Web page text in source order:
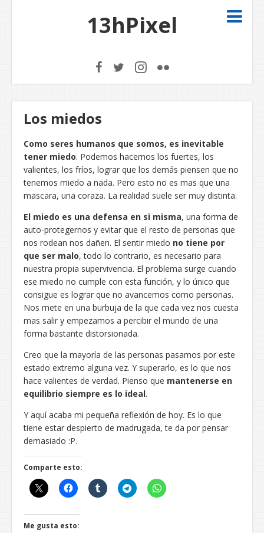
13hPixel
Los miedos
Como seres humanos que somos, es inevitable
tener miedo. Podemos hacernos los fuertes, los
valientes, los fríos, lograr que los demás piensen que no
tenemos miedo a nada. Pero esto no es mas que una
mascara, una coraza. La realidad suele ser muy distinta.
El miedo es una defensa en si misma, una forma de
auto-protegernos y evitar que el resto de personas que
nos rodean nos dañen. El sentir miedo no tiene por
que ser malo, todo lo contrario, es necesario para
nuestra propia supervivencia. El problema surge cuando
ese miedo no cumple con esta función, y lo único que
consigue es lograr que no avancemos como personas.
Nos mete en una burbuja de la que cada vez nos cuesta
mas salir y empezamos a percibir el mundo de una
forma bastante distorsionada.
Creo que la mayoría de las personas pasamos por este
estado extremo alguna vez. Y superarlo, es lo que nos
hace valientes de verdad. Pienso que mantenerse en
equilibrio siempre es lo ideal.
Y aquí acaba mi pequeña reflexión de hoy. Es lo que
tiene estar despierto de madrugada, te da por pensar
demasiado :P.
Comparte esto:
Me gusta esto: